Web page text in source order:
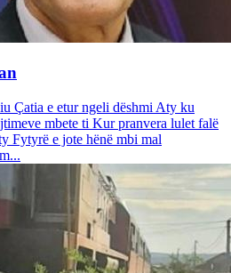
Çatia e etur ngeli dëshmi Aty ku
mbete ti Kur pranvera lulet falë
Fytyrë e jote hënë mbi mal